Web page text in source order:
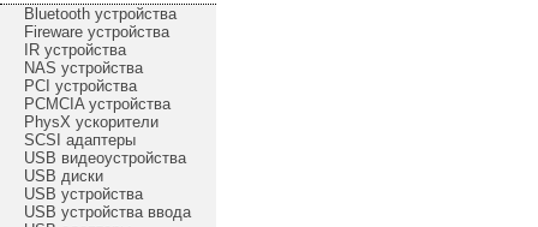
Bluetooth устройства
Fireware устройства
IR устройства
NAS устройства
PCI устройства
PCMCIA устройства
PhysX ускорители
SCSI адаптеры
USB видеоустройства
USB диски
USB устройства
USB устройства ввода